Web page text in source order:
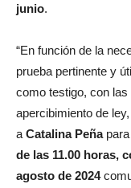
junio.
“En función de la
prueba pertinente y
como testigo, con
apercibimiento de
a Catalina Peñapara
de las 11.00 horas,
agosto de 2024